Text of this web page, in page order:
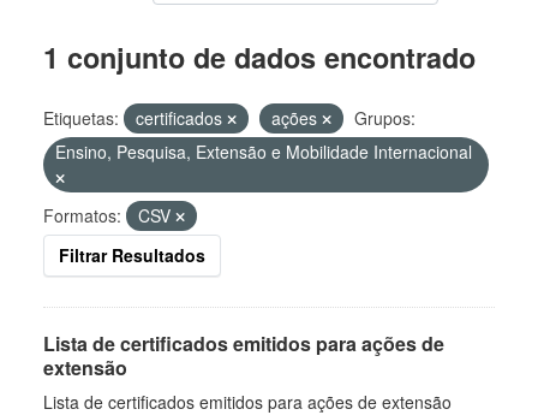
1 conjunto de dados encontrado
Etiquetas: certificados ações
Grupos:
Ensino, Pesquisa, Extensão e Mobilidade Internacional
Formatos:
CSV
Filtrar Resultados
Lista de certificados emitidos para ações de
extensão
Lista de certificados emitidos para ações de extensão